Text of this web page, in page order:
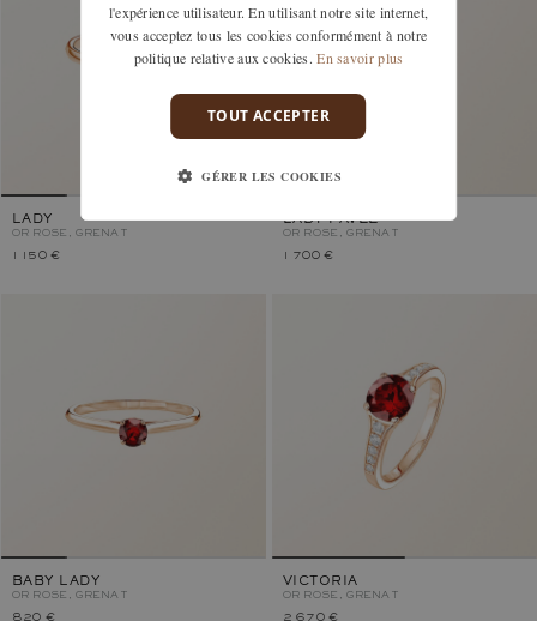
LADY
OR ROSE, GRENAT
1 150 €
LADY PAVÉE
OR ROSE, GRENAT
1 700 €
BABY LADY
OR ROSE, GRENAT
820 €
VICTORIA
OR ROSE, GRENAT
2 670 €
l'expérience utilisateur. En utilisant notre site internet,
vous acceptez tous les cookies conformément à notre
politique relative aux cookies. En savoir plus
TOUT ACCEPTER
GÉRER LES COOKIES